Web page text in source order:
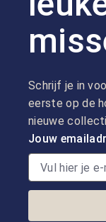
Schrijf je in
eerste op de
nieuwe
Jouw